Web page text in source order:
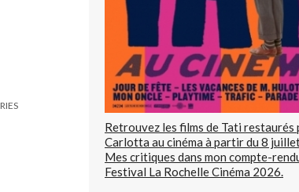
Retrouvez les films de Tati restaurés
Carlotta au cinéma à partir du 8
Mes critiques dans mon compte-
Festival La Rochelle Cinéma 2026.